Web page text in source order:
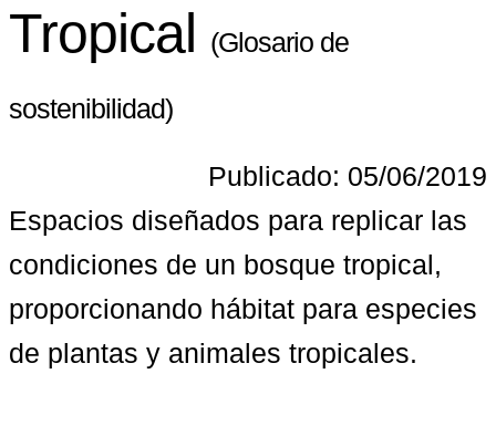
Tropical (Glosario de
sostenibilidad)
Publicado: 05/06/2019
Espacios diseñados para replicar las
condiciones de un bosque tropical,
proporcionando hábitat para especies
de plantas y animales tropicales.